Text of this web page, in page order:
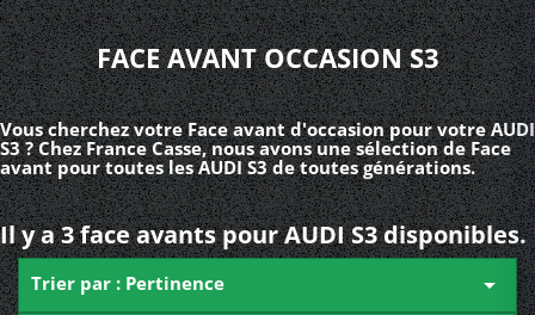
FACE AVANT OCCASION S3
Vous cherchez votre Face avant d'occasion pour votre AUDI
S3 ? Chez France Casse, nous avons une sélection de Face
avant pour toutes les AUDI S3 de toutes générations.
Il y a 3 face avants pour AUDI S3 disponibles.
Trier par : Pertinence 